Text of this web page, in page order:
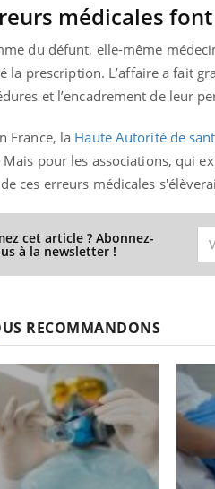
médicales
du défunt, elle-même
la prescription. L’affaire a fait
et l’encadrement de leur
France, la Haute Autorité de
Mais pour les associations, qui
ces erreurs médicales
cet article ? Abonnez-
à la newsletter !
RECOMMANDONS